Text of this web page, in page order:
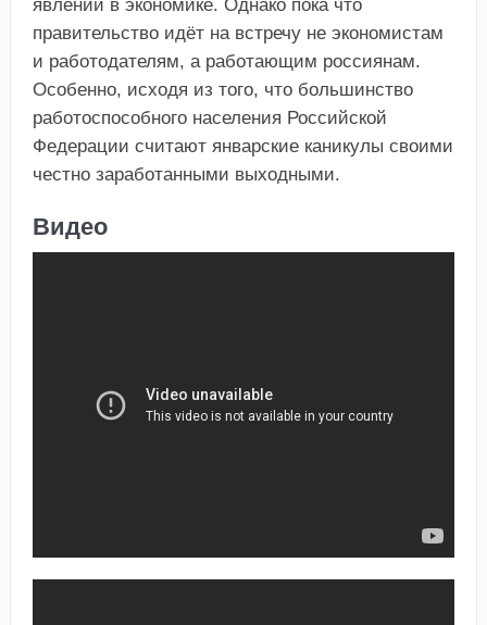
явлений в экономике. Однако пока что
правительство идёт на встречу не экономистам
и работодателям, а работающим россиянам.
Особенно, исходя из того, что большинство
работоспособного населения Российской
Федерации считают январские каникулы своими
честно заработанными выходными.
Видео